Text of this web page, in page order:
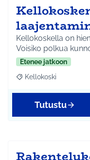
Kellokoskella on
Voisiko polkua
Etenee jatkoon
Rajaa tulokset
Kellokoski
Tutustu